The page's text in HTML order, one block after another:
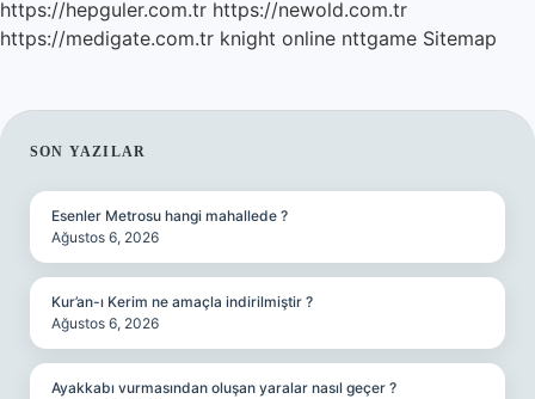
https://hepguler.com.tr https://newold.com.tr
https://medigate.com.tr knight online nttgame Sitemap
SIDEBAR
SON YAZILAR
Esenler Metrosu hangi mahallede ?
Ağustos 6, 2026
Kur’an-ı Kerim ne amaçla indirilmiştir ?
Ağustos 6, 2026
Ayakkabı vurmasından oluşan yaralar nasıl geçer ?